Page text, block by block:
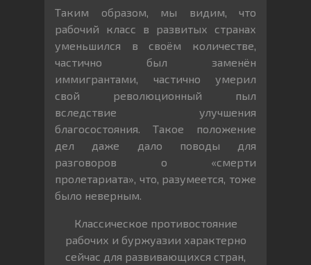
Таким образом, мы видим, что
рабочий класс в развитых странах
уменьшился в своём количестве,
частично был заменён
иммигрантами, частично умерил
свой революционный пыл
вследствие улучшения
благосостояния. Такое положение
дел даже дало поводы для
разговоров о «смерти
пролетариата», что, разумеется, тоже
было неверным.
Классическое противостояние
рабочих и буржуазии характерно
сейчас для развивающихся стран,